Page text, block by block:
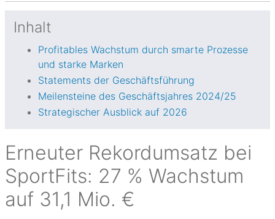
Inhalt
Profitables Wachstum durch smarte Prozesse
und starke Marken
Statements der Geschäftsführung
Meilensteine des Geschäftsjahres 2024/25
Strategischer Ausblick auf 2026
Erneuter Rekordumsatz bei
SportFits: 27 % Wachstum
auf 31,1 Mio. €